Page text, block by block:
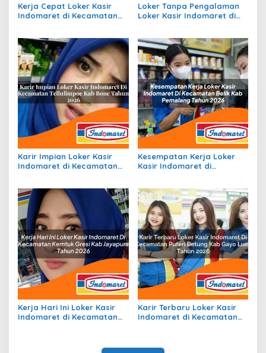
Kerja Cepat Loker Kasir
Indomaret di Kecamatan
Loker Tanpa Pengalaman
Loker Kasir Indomaret di
Karir Impian Loker Kasir
Indomaret di Kecamatan
Kesempatan Kerja Loker
Kasir Indomaret di
Kerja Hari Ini Loker Kasir
Indomaret di Kecamatan
Karir Terbaru Loker Kasir
Indomaret di Kecamatan